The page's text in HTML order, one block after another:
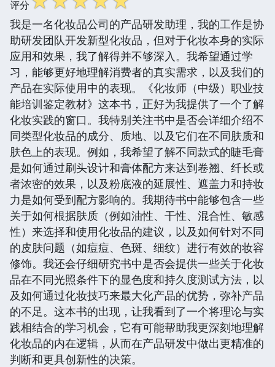
评分
我是一名化妆品公司的产品研发助理，我的工作是协
助研发团队开发新型化妆品，但对于化妆本身的实际
应用和效果，我了解得并不够深入。我希望通过学
习，能够更好地理解消费者的真实需求，以及我们的
产品在实际使用中的表现。《化妆师（中级）职业技
能培训鉴定教材》这本书，正好为我提供了一个了解
化妆实践的窗口。我特别关注书中是否会详细介绍不
同类型化妆品的成分、质地、以及它们在不同肤质和
肤色上的表现。例如，我希望了解不同款式的睫毛膏
是如何通过刷头设计和膏体配方来达到卷翘、纤长或
者浓密的效果，以及粉底液的延展性、遮盖力和持妆
力是如何受到配方影响的。我期待书中能够包含一些
关于如何根据肤质（例如油性、干性、混合性、敏感
性）来选择和使用化妆品的建议，以及如何针对不同
的皮肤问题（如痘痘、色斑、细纹）进行有效的妆容
修饰。我还会仔细研究书中是否会提供一些关于化妆
品在不同光照条件下的显色度和持久度测试方法，以
及如何通过化妆技巧来最大化产品的优势，弥补产品
的不足。这本书的出现，让我看到了一个将理论与实
践相结合的学习机会，它有可能帮助我更深刻地理解
化妆品的内在逻辑，从而在产品研发中做出更精准的
判断和更具创新性的决策。